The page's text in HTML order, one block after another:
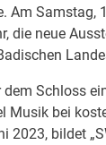
Am Samstag,
die neue
Schloss
Musik bei
2023, bildet